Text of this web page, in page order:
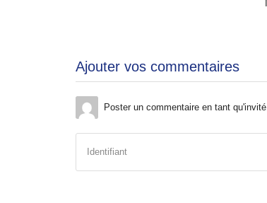
Ajouter vos commentaires
Poster un commentaire en tant qu'invité.
Identifiant